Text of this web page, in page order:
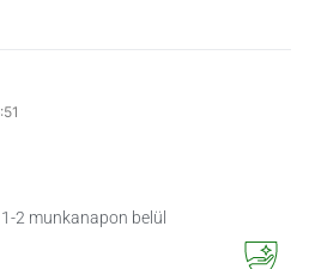
2 munkanapon belül